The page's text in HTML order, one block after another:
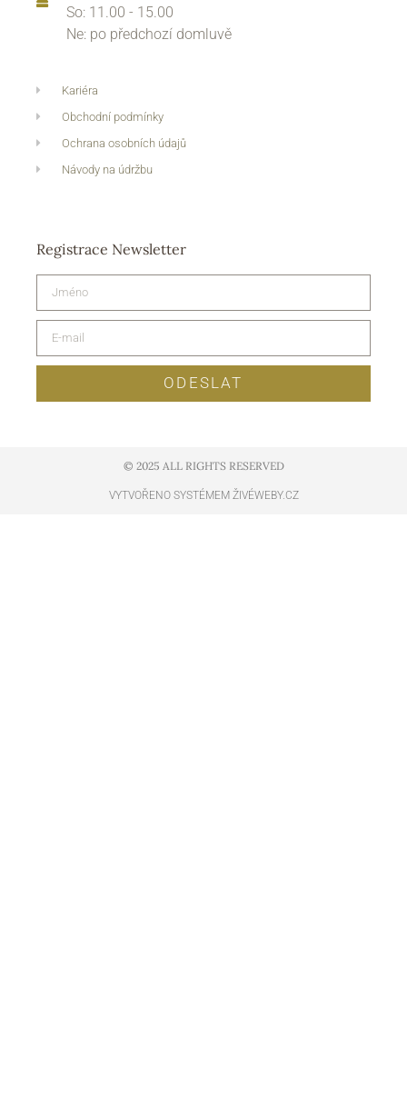
So: 11.00 - 15.00
Ne: po předchozí domluvě
Kariéra
Obchodní podmínky
Ochrana osobních údajů
Návody na údržbu
Registrace Newsletter
ODESLAT
© 2025 ALL RIGHTS RESERVED​
VYTVOŘENO SYSTÉMEM ŽIVÉWEBY.CZ